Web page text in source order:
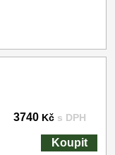
3740 Kč s DPH
Koupit